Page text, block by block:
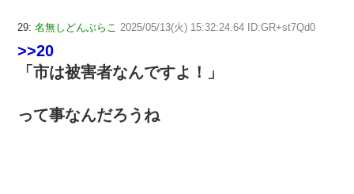
29: 名無しどんぶらこ 2025/05/13(火) 15:32:24.64 ID:GR+st7Qd0
>>20
「市は被害者なんですよ！」
って事なんだろうね